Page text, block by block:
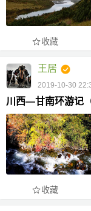
收藏
王居
2019-10-30
川西—甘南环游记（
收藏